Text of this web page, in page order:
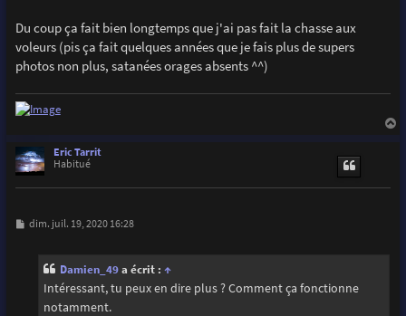
Du coup ça fait bien longtemps que j'ai pas fait la chasse aux
voleurs (pis ça fait quelques années que je fais plus de supers
photos non plus, satanées orages absents ^^)
Eric Tarrit
Habitué
M
dim. juil. 19, 2020 16:28
Damien_49a écrit : ↑
Intéressant, tu peux en dire plus ? Comment ça fonctionne
notamment.